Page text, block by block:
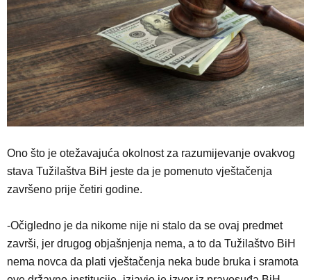
Ono što je otežavajuća okolnost za razumijevanje ovakvog
stava Tužilaštva BiH jeste da je pomenuto vještačenja
završeno prije četiri godine.
-Očigledno je da nikome nije ni stalo da se ovaj predmet
završi, jer drugog objašnjenja nema, a to da Tužilaštvo BiH
nema novca da plati vještačenja neka bude bruka i sramota